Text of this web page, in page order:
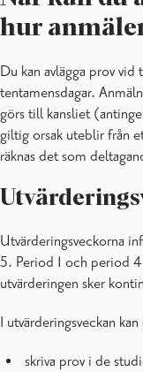
hur
Du kan avlägga prov
tentamensdagar.
görs till kansliet
giltig orsak uteblir från
räknas det som
Utvärderingsveckorna
5. Period 1 och period 4
utvärderingen sker
I utvärderingsveckan kan
skriva prov i de